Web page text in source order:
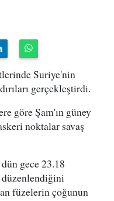
Suriye'nin
gerçekleştirdi.
göre Şam'ın güney
noktalar savaş
gece 23.18
düzenlendiğini
füzelerin çoğunun